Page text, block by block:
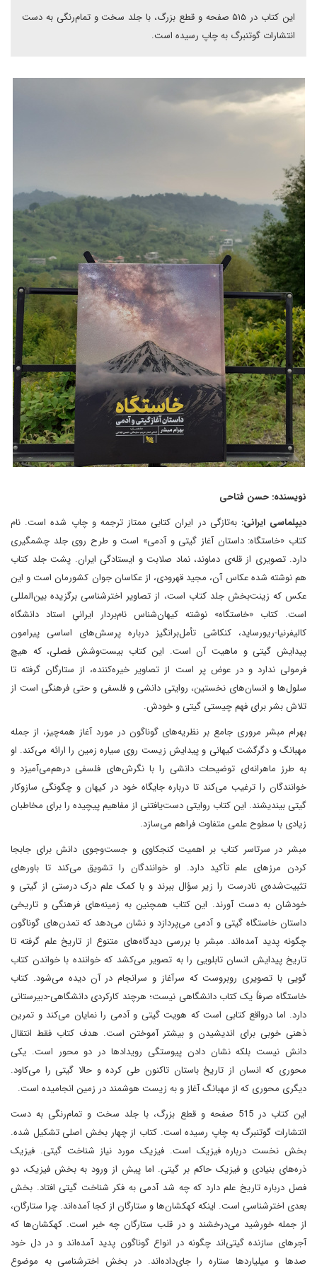
این کتاب در ۵۱۵ صفحه و قطع بزرگ، با جلد سخت و تمام‌رنگی به دست
انتشارات گوتنبرگ به چاپ رسیده است.
نویسنده: حسن فتاحی
دیپلماسی ایرانی: به‌تازگی در ایران کتابی ممتاز ترجمه و چاپ شده است. نام
کتاب «خاستگاه: داستان آغاز گیتی و آدمی» است و طرح روی جلد چشمگیری
دارد. تصویری از قله‌ی دماوند، نماد صلابت و ایستادگی ایران. پشت جلد کتاب
هم نوشته شده عکاس آن، مجید قهرودی، از عکاسان جوان کشورمان است و این
عکس که زینت‌بخش جلد کتاب است، از تصاویر اخترشناسی برگزیده بین‌المللی
است. کتاب «خاستگاه» نوشته کیهان‌شناس نام‌بردار ایرانیِ استاد دانشگاه
کالیفرنیا-ریورساید، کنکاشی تأمل‌برانگیز درباره پرسش‌های اساسی پیرامون
پیدایش گیتی و ماهیت آن است. این کتاب بیست‌وشش فصلی، که هیچ
فرمولی ندارد و در عوض پر است از تصاویر خیره‌کننده، از ستارگان گرفته تا
سلول‌ها و انسان‌های نخستین،‌ روایتی دانشی و فلسفی و حتی فرهنگی است از
تلاش بشر برای فهم چیستی گیتی و خودش.
بهرام مبشر مروری جامع بر نظریه‌های گوناگون در مورد آغاز همه‌چیز، از جمله
مهبانگ و دگرگشت کیهانی و پیدایش زیست روی سیاره زمین را ارائه می‌کند. او
به طرز ماهرانه‌ای توضیحات دانشی را با نگرش‌های فلسفی درهم‌می‌آمیزد و
خوانندگان را ترغیب می‌کند تا درباره جایگاه خود در کیهان و چگونگی سازوکار
گیتی بیندیشند. این کتاب روایتی دست‌یافتنی از مفاهیم پیچیده را برای مخاطبان
زیادی با سطوح علمی متفاوت فراهم می‌سازد.
مبشر در سرتاسر کتاب بر اهمیت کنجکاوی و جست‌وجوی دانش برای جابجا
کردن مرزهای علم تأکید دارد. او خوانندگان را تشویق می‌کند تا باورهای
تثبیت‌شده‌ی نادرست را زیر سؤال ببرند و با کمک علم درک درستی از گیتی و
خودشان به دست آورند. این کتاب همچنین به زمینه‌های فرهنگی و تاریخی
داستان خاستگاه گیتی و آدمی می‌پردازد و نشان می‌دهد که تمدن‌های گوناگون
چگونه پدید آمده‌اند. مبشر با بررسی دیدگاه‌های متنوع از تاریخ علم گرفته تا
تاریخ پیدایش انسان تابلویی را به تصویر می‌کشد که خواننده با خواندن کتاب
گویی با تصویری روبروست که سرآغاز و سرانجام در آن دیده می‌شود. کتاب
خاستگاه صرفاً یک کتاب دانشگاهی نیست؛ هرچند کارکردی دانشگاهی-دبیرستانی
دارد. اما درواقع کتابی است که هویت گیتی و آدمی را نمایان می‌کند و تمرین
ذهنی خوبی برای اندیشیدن و بیشتر آموختن است. هدف کتاب فقط انتقال
دانش نیست بلکه نشان دادن پیوستگی رویدادها در دو محور است. یکی
محوری که انسان از تاریخ باستان تاکنون طی کرده و حالا گیتی را می‌کاود.
دیگری محوری که از مهبانگ آغاز و به زیست هوشمند در زمین انجامیده است.
این کتاب در 515 صفحه و قطع بزرگ، با جلد سخت و تمام‌رنگی به دست
انتشارات گوتنبرگ به چاپ رسیده است. کتاب از چهار بخش اصلی تشکیل شده.
بخش نخست درباره فیزیک است. فیزیک مورد نیاز شناخت گیتی. فیزیک
ذره‌های بنیادی و فیزیک حاکم بر گیتی. اما پیش از ورود به بخش فیزیک، دو
فصل درباره تاریخ علم دارد که چه شد آدمی به فکر شناخت گیتی افتاد. بخش
بعدی اخترشناسی است. اینکه کهکشان‌ها و ستارگان از کجا آمده‌اند. چرا ستارگان،
از جمله خورشید می‌درخشند و در قلب ستارگان چه خبر است. کهکشان‌ها که
آجرهای سازنده گیتی‌اند چگونه در انواع گوناگون پدید آمده‌اند و در دل خود
صدها و میلیاردها ستاره را جای‌داده‌اند. در بخش اخترشناسی به موضوع